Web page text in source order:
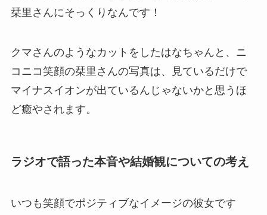
栞里さんにそっくりなんです！
クマさんのようなカットをしたはなちゃんと、ニ
コニコ笑顔の栞里さんの写真は、見ているだけで
マイナスイオンが出ているんじゃないかと思うほ
ど癒やされます。
ラジオで語った本音や結婚観についての考え
いつも笑顔でポジティブなイメージの彼女です